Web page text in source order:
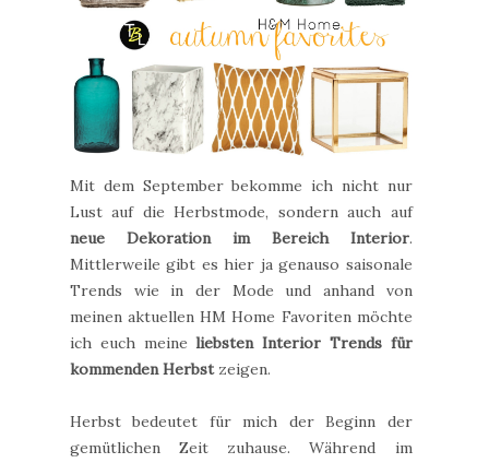
Mit dem September bekomme ich nicht nur
Lust auf die Herbstmode, sondern auch auf
neue Dekoration im Bereich Interior.
Mittlerweile gibt es hier ja genauso saisonale
Trends wie in der Mode und anhand von
meinen aktuellen HM Home Favoriten möchte
ich euch meineliebsten Interior Trends für
kommenden Herbstzeigen.
Herbst bedeutet für mich der Beginn der
gemütlichen Zeit zuhause. Während im